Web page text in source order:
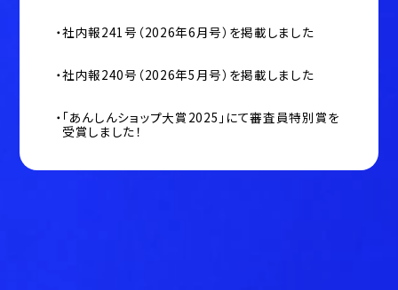
社内報241号（2026年6月号）を掲載しました
社内報240号（2026年5月号）を掲載しました
「あんしんショップ大賞2025」にて審査員特別賞を
受賞しました！